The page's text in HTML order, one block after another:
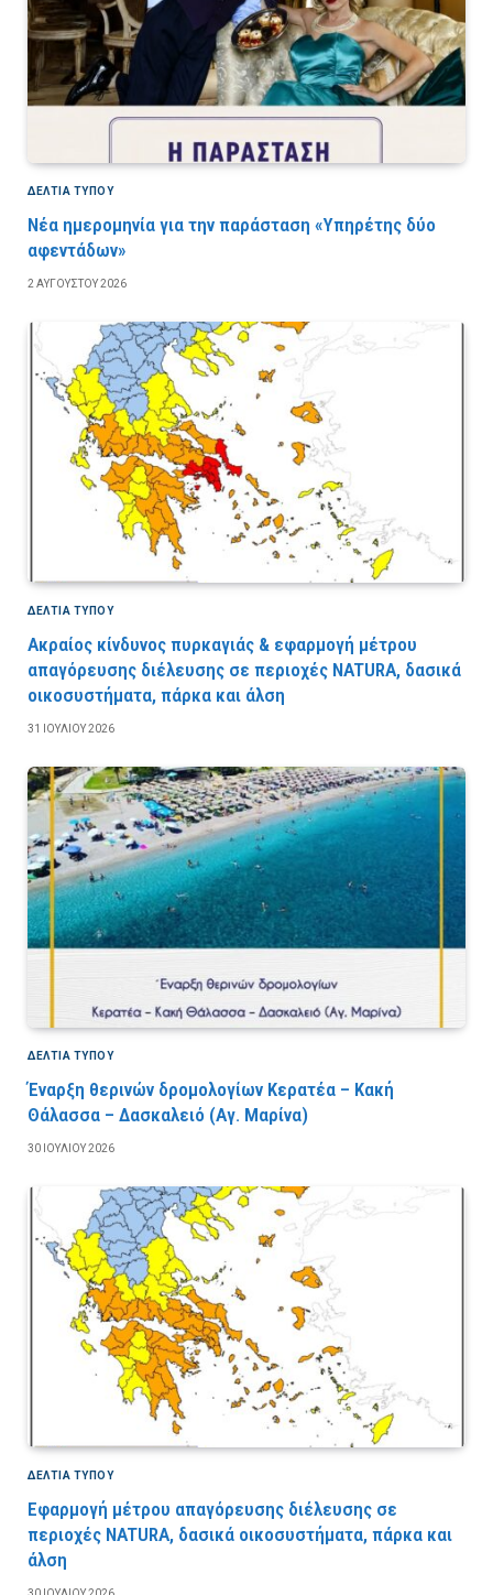
ΔΕΛΤΙΑ ΤΥΠΟΥ
Νέα ημερομηνία για την παράσταση «Υπηρέτης δύο
αφεντάδων»
2 ΑΥΓΟΎΣΤΟΥ 2026
ΔΕΛΤΙΑ ΤΥΠΟΥ
Ακραίος κίνδυνος πυρκαγιάς & εφαρμογή μέτρου
απαγόρευσης διέλευσης σε περιοχές NATURA, δασικά
οικοσυστήματα, πάρκα και άλση
31 ΙΟΥΛΊΟΥ 2026
ΔΕΛΤΙΑ ΤΥΠΟΥ
Έναρξη θερινών δρομολογίων Κερατέα – Κακή
Θάλασσα – Δασκαλειό (Αγ. Μαρίνα)
30 ΙΟΥΛΊΟΥ 2026
ΔΕΛΤΙΑ ΤΥΠΟΥ
Εφαρμογή μέτρου απαγόρευσης διέλευσης σε
περιοχές NATURA, δασικά οικοσυστήματα, πάρκα και
άλση